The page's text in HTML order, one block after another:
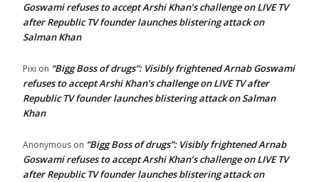
Goswami refuses to accept Arshi Khan’s challenge on LIVE TV
after Republic TV founder launches blistering attack on
Salman Khan
Pixi on “Bigg Boss of drugs”: Visibly frightened Arnab Goswami
refuses to accept Arshi Khan’s challenge on LIVE TV after
Republic TV founder launches blistering attack on Salman
Khan
Anonymous on “Bigg Boss of drugs”: Visibly frightened Arnab
Goswami refuses to accept Arshi Khan’s challenge on LIVE TV
after Republic TV founder launches blistering attack on